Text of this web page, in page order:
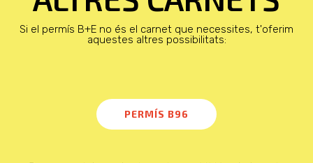
Si el permís B+E no és el carnet que necessites, t'oferim
aquestes altres possibilitats:
PERMÍS B96